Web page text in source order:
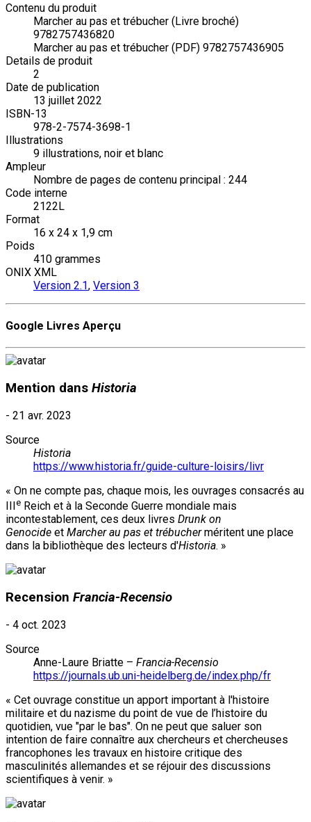
Contenu du produit
Marcher au pas et trébucher (Livre broché)
9782757436820
Marcher au pas et trébucher (PDF) 9782757436905
Details de produit
2
Date de publication
13 juillet 2022
ISBN-13
978-2-7574-3698-1
Illustrations
9 illustrations, noir et blanc
Ampleur
Nombre de pages de contenu principal : 244
Code interne
2122L
Format
16 x 24 x 1,9 cm
Poids
410 grammes
ONIX XML
Version 2.1, Version 3
Google Livres Aperçu
Mention dans Historia
- 21 avr. 2023
Source
Historia
https://www.historia.fr/guide-culture-loisirs/livr
« On ne compte pas, chaque mois, les ouvrages consacrés au
IIIe Reich et à la Seconde Guerre mondiale mais
incontestablement, ces deux livres Drunk on
Genocide et Marcher au pas et trébucherméritent une place
dans la bibliothèque des lecteurs d'Historia. »
Recension Francia-Recensio
- 4 oct. 2023
Source
Anne-Laure Briatte – Francia-Recensio
https://journals.ub.uni-heidelberg.de/index.php/fr
« Cet ouvrage constitue un apport important à l'histoire
militaire et du nazisme du point de vue de l’histoire du
quotidien, vue "par le bas". On ne peut que saluer son
intention de faire connaître aux chercheurs et chercheuses
francophones les travaux en histoire critique des
masculinités allemandes et se réjouir des discussions
scientifiques à venir. »